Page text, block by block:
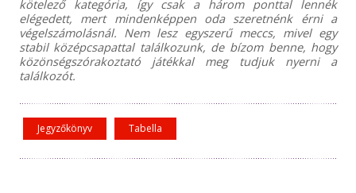
kötelező kategória, így csak a három ponttal lennék
elégedett, mert mindenképpen oda szeretnénk érni a
végelszámolásnál. Nem lesz egyszerű meccs, mivel egy
stabil középcsapattal találkozunk, de bízom benne, hogy
közönségszórakoztató játékkal meg tudjuk nyerni a
találkozót.
Jegyzőkönyv Tabella